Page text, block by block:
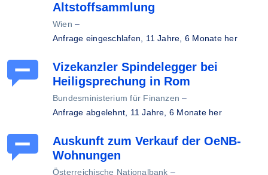
Altstoffsammlung
Wien –
Anfrage eingeschlafen, 11 Jahre, 6 Monate her
Vizekanzler Spindelegger bei
Heiligsprechung in Rom
Bundesministerium für Finanzen –
Anfrage abgelehnt, 11 Jahre, 6 Monate her
Auskunft zum Verkauf der OeNB-
Wohnungen
Österreichische Nationalbank –